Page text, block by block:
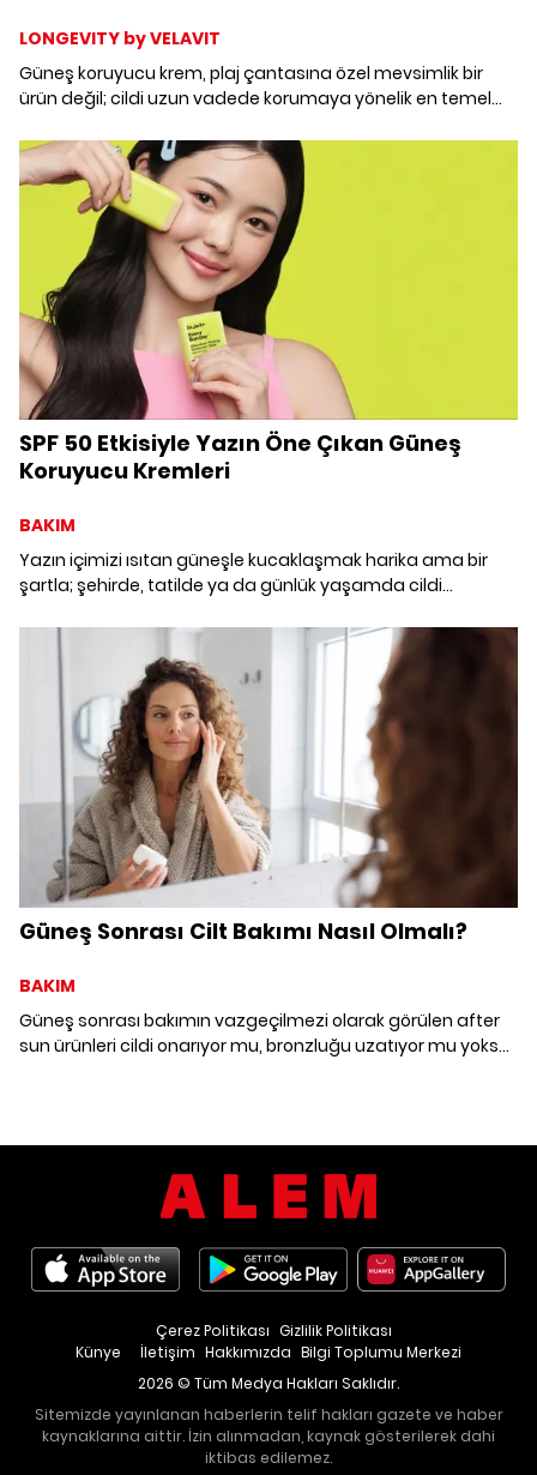
LONGEVITY by VELAVIT
Güneş koruyucu krem, plaj çantasına özel mevsimlik bir
ürün değil; cildi uzun vadede korumaya yönelik en temel
geri kalanında cildi güneşin etkilerine karşı büyük ölçüde
korumasız bırakmak anlamına geliyor. Longevity
yaklaşımında güneş koruması bu yüzden pazarlık konusu
değil: SPF 30 mu 50 mi, UVA–UVB ne demek, “geniş
spektrum” neden önemli? Hepsi bu rehberde.
SPF 50 Etkisiyle Yazın Öne Çıkan Güneş
Koruyucu Kremleri
BAKIM
Yazın içimizi ısıtan güneşle kucaklaşmak harika ama bir
şartla; şehirde, tatilde ya da günlük yaşamda cildi
Güneş Sonrası Cilt Bakımı Nasıl Olmalı?
BAKIM
Güneş sonrası bakımın vazgeçilmezi olarak görülen after
sun ürünleri cildi onarıyor mu, bronzluğu uzatıyor mu yoksa
soruların cevabı yazımızda.
Künye İletişim Hakkımızda Bilgi Toplumu Merkezi
Çerez Politikası Gizlilik Politikası
2026 © Tüm Medya Hakları Saklıdır.
Sitemizde yayınlanan haberlerin telif hakları gazete ve haber
kaynaklarına aittir. İzin alınmadan, kaynak gösterilerek dahi
iktibas edilemez.